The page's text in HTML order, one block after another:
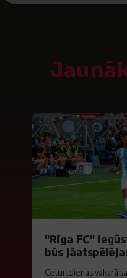
"Riga FC"
būs
Ceturtdienas vakarā